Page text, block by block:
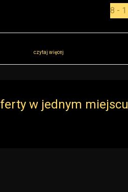
czytaj więcej
w jednym miejscu